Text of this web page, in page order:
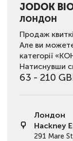
JODOK
ЛОНДОН
Продаж
Але ви
категорії
Натиснувши
63 - 210
Лондон
Hackney
291 Mare